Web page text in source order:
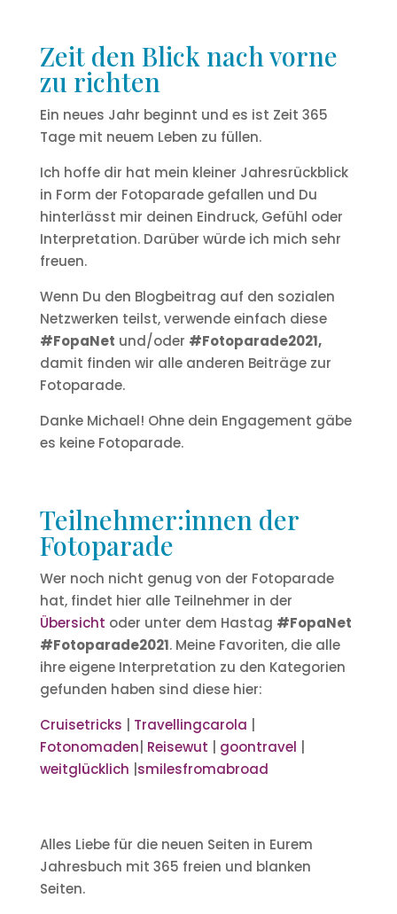
Zeit den Blick nach vorne
zu richten
Ein neues Jahr beginnt und es ist Zeit 365
Tage mit neuem Leben zu füllen.
Ich hoffe dir hat mein kleiner Jahresrückblick
in Form der Fotoparade gefallen und Du
hinterlässt mir deinen Eindruck, Gefühl oder
Interpretation. Darüber würde ich mich sehr
freuen.
Wenn Du den Blogbeitrag auf den sozialen
Netzwerken teilst, verwende einfach diese
#FopaNet und/oder #Fotoparade2021,
damit finden wir alle anderen Beiträge zur
Fotoparade.
Danke Michael! Ohne dein Engagement gäbe
es keine Fotoparade.
Teilnehmer:innen der
Fotoparade
Wer noch nicht genug von der Fotoparade
hat, findet hier alle Teilnehmer in der
Übersicht oder unter dem Hastag #FopaNet
#Fotoparade2021. Meine Favoriten, die alle
ihre eigene Interpretation zu den Kategorien
gefunden haben sind diese hier:
Cruisetricks
Travellingcarola
Fotonomaden Reisewut goontravel
weitglücklich smilesfromabroad
Alles Liebe für die neuen Seiten in Eurem
Jahresbuch mit 365 freien und blanken
Seiten.